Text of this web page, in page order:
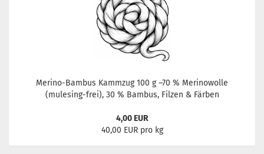
Merino-Bambus Kammzug 100 g –70 % Merinowolle
(mulesing-frei), 30 % Bambus, Filzen & Färben
4,00 EUR
40,00 EUR pro kg